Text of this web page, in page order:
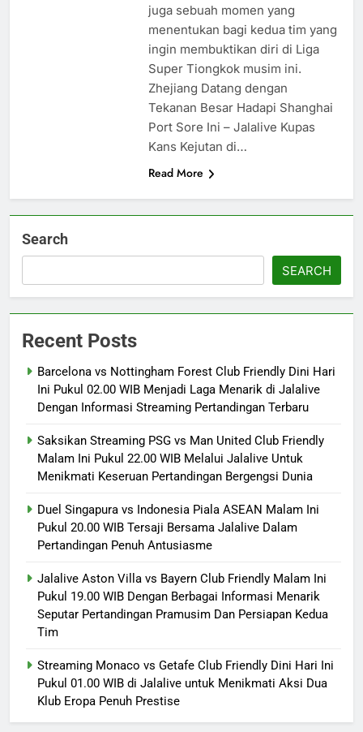
juga sebuah momen yang
menentukan bagi kedua tim yang
ingin membuktikan diri di Liga
Super Tiongkok musim ini.
Zhejiang Datang dengan
Tekanan Besar Hadapi Shanghai
Port Sore Ini – Jalalive Kupas
Kans Kejutan di…
Read More
Search
SEARCH
Recent Posts
Barcelona vs Nottingham Forest Club Friendly Dini Hari
Ini Pukul 02.00 WIB Menjadi Laga Menarik di Jalalive
Dengan Informasi Streaming Pertandingan Terbaru
Saksikan Streaming PSG vs Man United Club Friendly
Malam Ini Pukul 22.00 WIB Melalui Jalalive Untuk
Menikmati Keseruan Pertandingan Bergengsi Dunia
Duel Singapura vs Indonesia Piala ASEAN Malam Ini
Pukul 20.00 WIB Tersaji Bersama Jalalive Dalam
Pertandingan Penuh Antusiasme
Jalalive Aston Villa vs Bayern Club Friendly Malam Ini
Pukul 19.00 WIB Dengan Berbagai Informasi Menarik
Seputar Pertandingan Pramusim Dan Persiapan Kedua
Tim
Streaming Monaco vs Getafe Club Friendly Dini Hari Ini
Pukul 01.00 WIB di Jalalive untuk Menikmati Aksi Dua
Klub Eropa Penuh Prestise